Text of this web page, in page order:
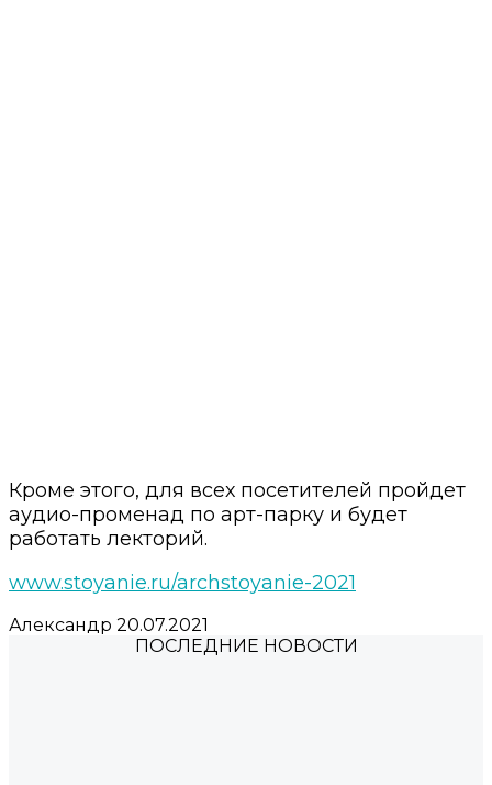
Кроме этого, для всех посетителей пройдет
аудио-променад по арт-парку и будет
работать лекторий.
www.stoyanie.ru/archstoyanie-2021
Александр 20.07.2021
ПОСЛЕДНИЕ НОВОСТИ